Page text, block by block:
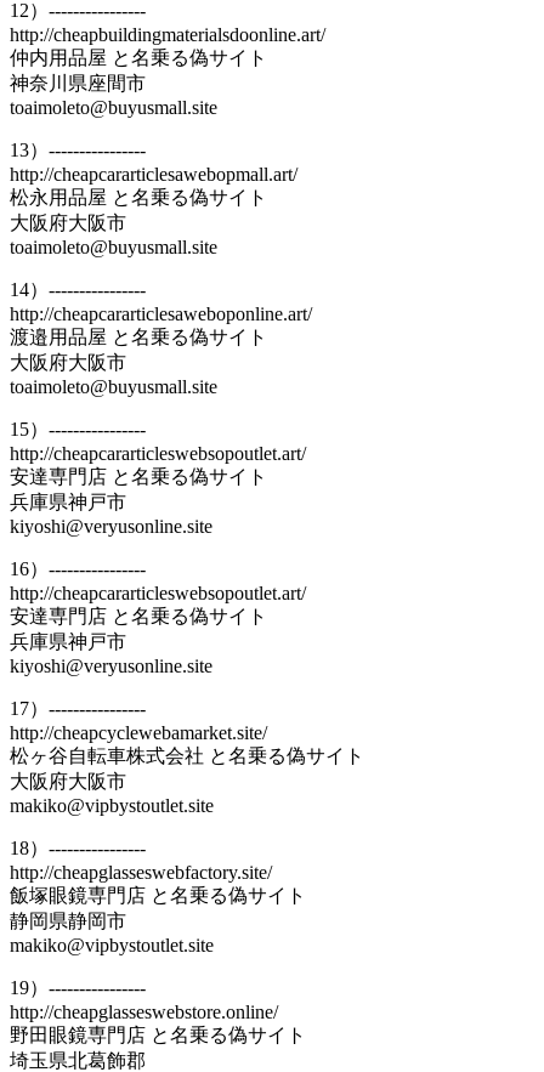
12）----------------
http://cheapbuildingmaterialsdoonline.art/
仲内用品屋 と名乗る偽サイト
神奈川県座間市
toaimoleto@buyusmall.site
13）----------------
http://cheapcararticlesawebopmall.art/
松永用品屋 と名乗る偽サイト
大阪府大阪市
toaimoleto@buyusmall.site
14）----------------
http://cheapcararticlesaweboponline.art/
渡邉用品屋 と名乗る偽サイト
大阪府大阪市
toaimoleto@buyusmall.site
15）----------------
http://cheapcararticleswebsopoutlet.art/
安達専門店 と名乗る偽サイト
兵庫県神戸市
kiyoshi@veryusonline.site
16）----------------
http://cheapcararticleswebsopoutlet.art/
安達専門店 と名乗る偽サイト
兵庫県神戸市
kiyoshi@veryusonline.site
17）----------------
http://cheapcyclewebamarket.site/
松ヶ谷自転車株式会社 と名乗る偽サイト
大阪府大阪市
makiko@vipbystoutlet.site
18）----------------
http://cheapglasseswebfactory.site/
飯塚眼鏡専門店 と名乗る偽サイト
静岡県静岡市
makiko@vipbystoutlet.site
19）----------------
http://cheapglasseswebstore.online/
野田眼鏡専門店 と名乗る偽サイト
埼玉県北葛飾郡